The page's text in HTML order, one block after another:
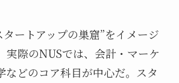
ートアップの巣窟”をイメージ
実際のNUSでは、会計・マーケ
などのコア科目が中心だ。スタ